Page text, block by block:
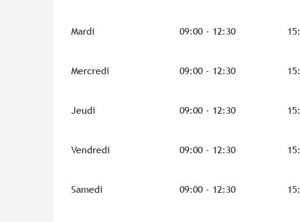
Mardi 09:00 - 12:30
Mercredi 09:00 - 12:30
Jeudi 09:00 - 12:30
Vendredi 09:00 - 12:30
Samedi 09:00 - 12:30